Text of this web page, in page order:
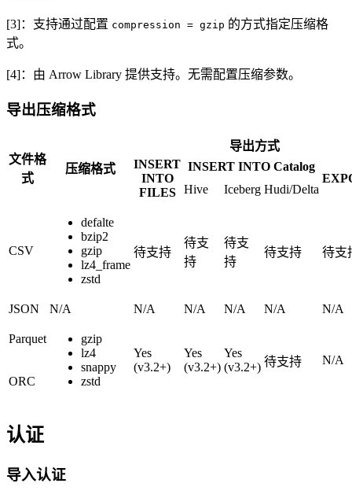
[3]：支持通过配置 compression = gzip 的方式指定压缩格
式。
[4]：由 Arrow Library 提供支持。无需配置压缩参数。
导出压缩格式
文件格
式
压缩格式
导出方式
INSERT
INTO
FILES
INSERT INTO Catalog
Hive
Iceberg Hudi/Delta
CSV
defalte
bzip2
gzip
lz4_frame
zstd
待支持
待支
持
待支
持
待支持 待支
JSON N/A N/A N/A N/A N/A N/A
Parquet
gzip
lz4
snappy
zstd
Yes
(v3.2+)
Yes
(v3.2+)
Yes
(v3.2+) 待支持
N/A
ORC
认证
导入认证